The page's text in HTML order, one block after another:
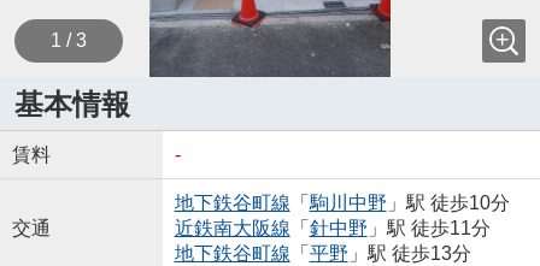
1 / 3
基本情報
賃料 -
交通
地下鉄谷町線 「 駒川中野 」駅 徒歩10分
近鉄南大阪線 「 針中野 」駅 徒歩11分
地下鉄谷町線 「 平野 」駅 徒歩13分